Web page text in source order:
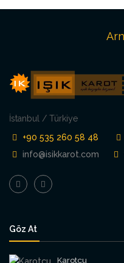
İstanbul / Türkiye
+90 535 260 58 48
info@isikkarot.com
Göz At
Karotçu